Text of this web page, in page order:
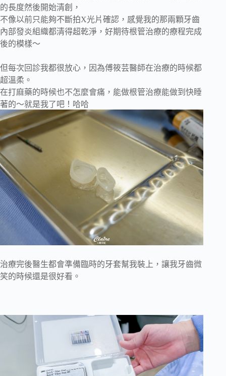
的長度然後開始清創，
不像以前只能夠不斷拍X光片確認，感覺我的那兩顆牙齒
內部發炎組織都清得超乾淨，好期待根管治療的療程完成
後的模樣～
但每次回診我都很放心，因為傅筱芸醫師在治療的時候都
超溫柔。
在打麻藥的時候也不怎麼會痛，能做根管治療能做到快睡
著的～就是我了吧！哈哈
治療完後醫生都會準備臨時的牙套幫我裝上，讓我牙齒微
笑的時候還是很好看。